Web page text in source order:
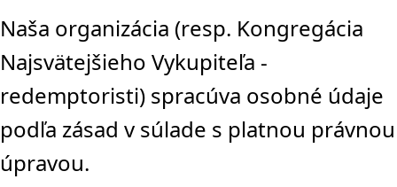
Naša organizácia (resp. Kongregácia
Najsvätejšieho Vykupiteľa -
redemptoristi) spracúva osobné údaje
podľa zásad v súlade s platnou právnou
úpravou.